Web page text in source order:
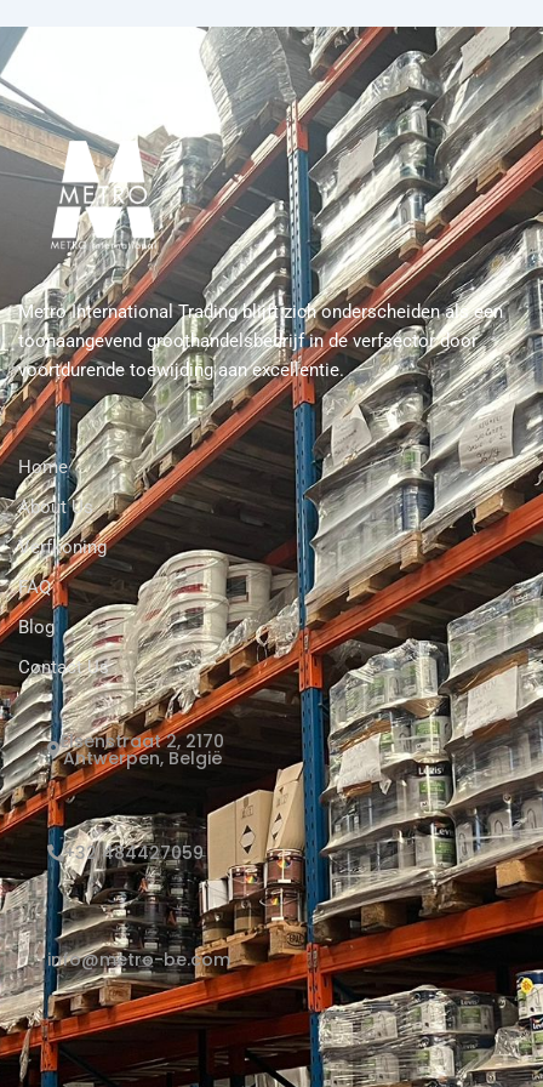
Metro International Trading blijft zich onderscheiden als een
toonaangevend groothandelsbedrijf in de verfsector door
voortdurende toewijding aan excellentie.
Home
About Us
Verfkoning
FAQ
Blog
Contact Us
Elsenstraat 2, 2170
Antwerpen, België
+32 484427059
info@metro-be.com